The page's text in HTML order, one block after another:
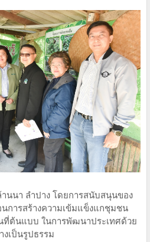
นนา ลำปาง โดยการสนับสนุนของ
การสร้างความเข้มแข็งแกชุมชน
ที่ต้นแบบ ในการพัฒนาประเทศด้วย
เป็นรูปธรรม